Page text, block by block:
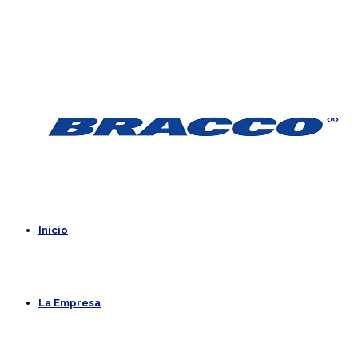
Inicio
La Empresa